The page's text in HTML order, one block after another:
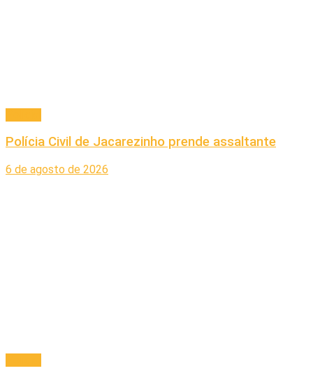
Polícia Civil de Jacarezinho prende assaltante
6 de agosto de 2026